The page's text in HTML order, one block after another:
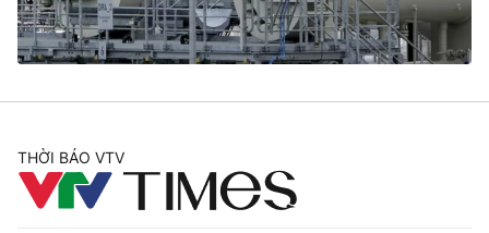
Sản phẩm
Thị trường
Tư vấn
Lịch phát sóng
Emagazine Podcast
THỜI BÁO VTV